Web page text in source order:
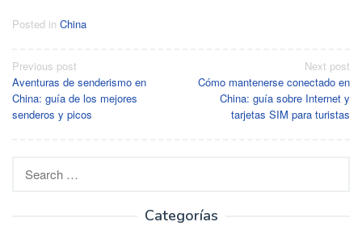
Posted in China
Post
navigation
Previous post
Aventuras de senderismo en
China: guía de los mejores
senderos y picos
Next post
Cómo mantenerse conectado en
China: guía sobre Internet y
tarjetas SIM para turistas
for:
Categorías